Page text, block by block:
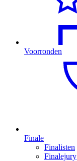
Voorronden
Finale
Finalisten
Finalejury